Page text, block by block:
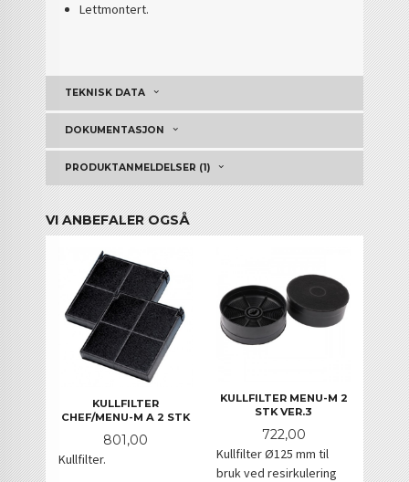
Lettmontert.
TEKNISK DATA
DOKUMENTASJON
PRODUKTANMELDELSER (1)
VI ANBEFALER OGSÅ
KULLFILTER
CHEF/MENU-M A 2 STK
Pris
801,00
Kullfilter.
KULLFILTER MENU-M 2
STK VER.3
Pris
722,00
Kullfilter Ø125 mm til
bruk ved resirkulering